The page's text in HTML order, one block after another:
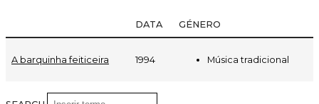
DATA GÉNERO
A barquinha feiticeira 1994 Música tradicional